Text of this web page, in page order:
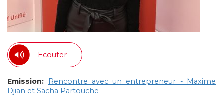
Ecouter
Emission:
Rencontre avec un entrepreneur - Maxime
Djian et Sacha Partouche